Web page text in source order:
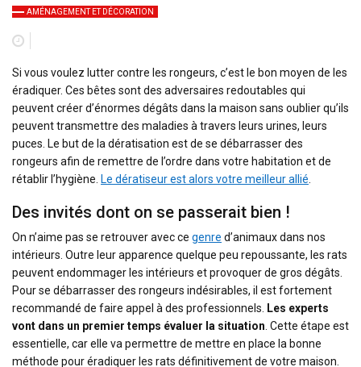
AMÉNAGEMENT ET DÉCORATION
Si vous voulez lutter contre les rongeurs, c’est le bon moyen de les
éradiquer. Ces bêtes sont des adversaires redoutables qui
peuvent créer d’énormes dégâts dans la maison sans oublier qu’ils
peuvent transmettre des maladies à travers leurs urines, leurs
puces. Le but de la dératisation est de se débarrasser des
rongeurs afin de remettre de l’ordre dans votre habitation et de
rétablir l’hygiène. Le dératiseur est alors votre meilleur allié
Des invités dont on se passerait bien !
On n’aime pas se retrouver avec ce genre d’animaux dans nos
intérieurs. Outre leur apparence quelque peu repoussante, les rats
peuvent endommager les intérieurs et provoquer de gros dégâts.
Pour se débarrasser des rongeurs indésirables, il est fortement
recommandé de faire appel à des professionnels.
Les experts
vont dans un premier temps évaluer la situation . Cette étape est
essentielle, car elle va permettre de mettre en place la bonne
méthode pour éradiquer les rats définitivement de votre maison.